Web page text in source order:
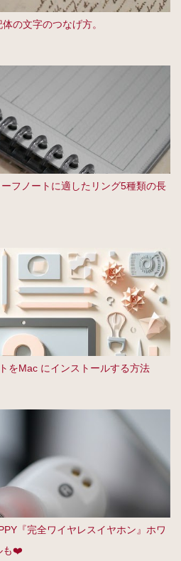
の文字のつなげ方。
フノートに適したリング5種類の長
をMac にインストールする方法
『完全ワイヤレスイヤホン』ホワ
も❤️